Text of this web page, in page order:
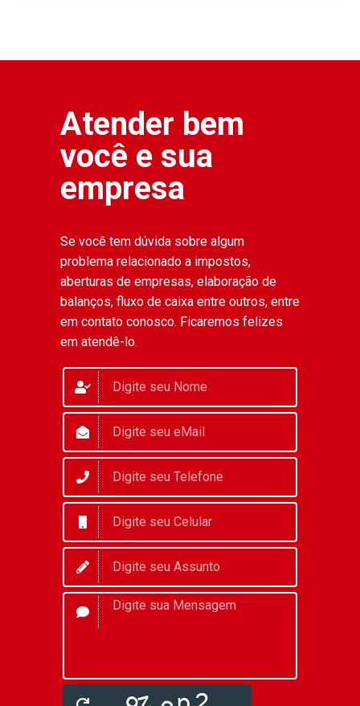
Atender bem
você e sua
empresa
Se você tem dúvida sobre algum
problema relacionado a impostos,
aberturas de empresas, elaboração de
balanços, fluxo de caixa entre outros, entre
em contato conosco. Ficaremos felizes
em atendê-lo.